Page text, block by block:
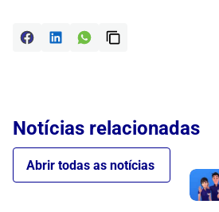
Notícias relacionadas
Abrir todas as notícias